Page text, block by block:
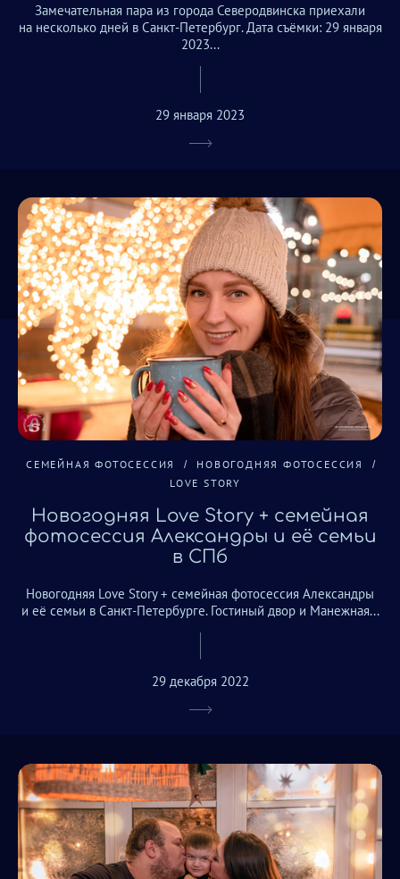
Замечательная пара из города Северодвинска приехали
на несколько дней в Санкт-Петербург. Дата съёмки: 29 января
2023...
29 января 2023
СЕМЕЙНАЯ ФОТОСЕССИЯ
НОВОГОДНЯЯ ФОТОСЕССИЯ
LOVE STORY
Новогодняя Love Story + семейная
фотосессия Александры и её семьи
в СПб
Новогодняя Love Story + семейная фотосессия Александры
и её семьи в Санкт-Петербурге. Гостиный двор и Манежная...
29 декабря 2022